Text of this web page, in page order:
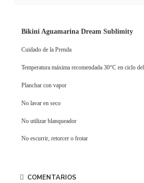
Bikini Aguamarina Dream Sublimity
Cuidado de la Prenda
Temperatura máxima recomendada 30°C en ciclo
Planchar con vapor
No lavar en seco
No utilizar blanqueador
No escurrir, retorcer o frotar
COMENTARIOS